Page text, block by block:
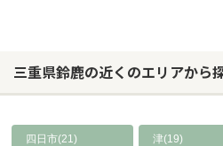
三重県鈴鹿の近くのエリアから
四日市(21) 津(19)